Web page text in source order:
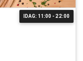
IDAG: 11:00 - 22:00